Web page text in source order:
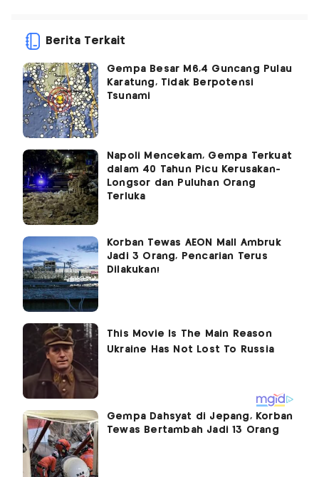
Berita Terkait
Gempa Besar M6,4 Guncang Pulau
Karatung, Tidak Berpotensi
Tsunami
Napoli Mencekam, Gempa Terkuat
dalam 40 Tahun Picu Kerusakan-
Longsor dan Puluhan Orang
Terluka
Korban Tewas AEON Mall Ambruk
Jadi 3 Orang, Pencarian Terus
Dilakukan!
Gempa Dahsyat di Jepang, Korban
Tewas Bertambah Jadi 13 Orang